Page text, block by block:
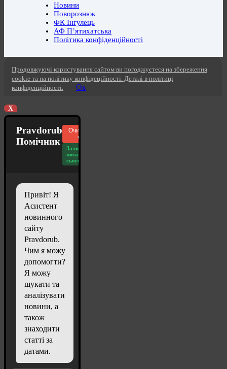
Новини
Поворознюк
ФК Інгулець
АФ П’ятихатська
Політика конфіденційності
Продовжуючі користування сайтом ви погоджуєтеся на збереження
cookie та на політику конфідеційності. Деталі в політиці
конфіденційності.
Ок
X
Pravdorub
Помічник
Очистити
чат
Залишилось
питань
сьогодні: 20
Привіт! Я
Асистент
новинного
сайту
Pravdorub.
Чим я можу
допомогти?
Я можу
шукати та
аналізувати
новини, а
також
знаходити
статті за
датами.